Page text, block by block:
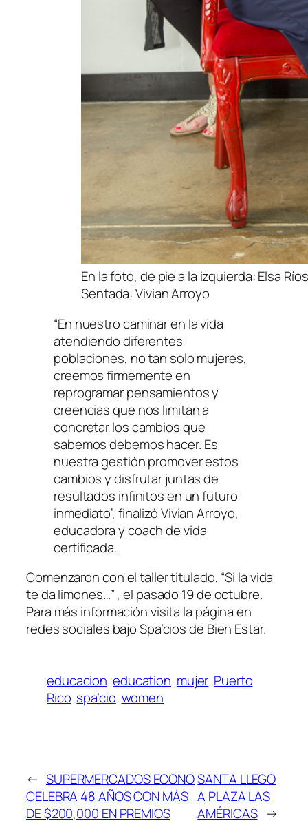
En la foto, de pie a la izquierda: Elsa
Sentada: Vivian Arroyo
“En nuestro caminar en la vida
atendiendo diferentes
poblaciones, no tan solo mujeres,
creemos firmemente en
reprogramar pensamientos y
creencias que nos limitan a
concretar los cambios que
sabemos debemos hacer. Es
nuestra gestión promover estos
cambios y disfrutar juntas de
resultados infinitos en un futuro
inmediato”, finalizó Vivian Arroyo,
educadora y coach de vida
certificada.
Comenzaron con el taller titulado, “Si la vida
te da limones…” , el pasado 19 de octubre.
Para más información visita la página en
redes sociales bajo Spa’cios de Bien Estar.
educacion education mujer Puerto
Rico spa’cio women
← SUPERMERCADOS ECONO
CELEBRA 48 AÑOS CON MÁS
DE $200,000 EN PREMIOS
SANTA LLEGÓ
A PLAZA LAS
AMÉRICAS →